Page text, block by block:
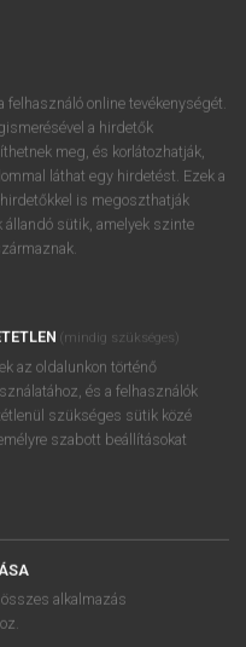
BŐVÍTMÉNY
felhasználó online tevékenységét.
a hirdetők
meg, és korlátozhatják,
láthat egy hirdetést. Ezek a
is megoszthatják
állandó sütik, amelyek szinte
(mindig szükséges)
az oldalunkon történő
és a felhasználók
szükséges sütik közé
szabott beállításokat
alkalmazás